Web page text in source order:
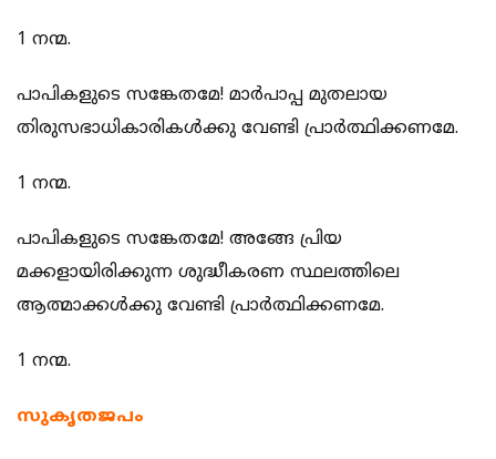
1 നന്മ.
പാപികളുടെ സങ്കേതമേ! മാര്‍പാപ്പ മുതലായ
തിരുസഭാധികാരികള്‍ക്കു വേണ്ടി പ്രാര്‍ത്ഥിക്കണമേ.
1 നന്മ.
പാപികളുടെ സങ്കേതമേ! അങ്ങേ പ്രിയ
മക്കളായിരിക്കുന്ന ശുദ്ധീകരണ സ്ഥലത്തിലെ
ആത്മാക്കള്‍ക്കു വേണ്ടി പ്രാര്‍ത്ഥിക്കണമേ.
1 നന്മ.
സുകൃതജപം